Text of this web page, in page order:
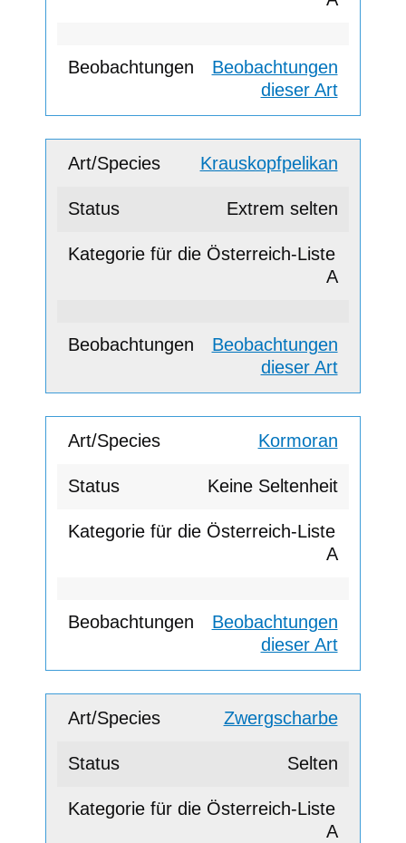
Beobachtungen
dieser Art
Krauskopfpelikan
Extrem selten
A
Beobachtungen
dieser Art
Kormoran
Keine Seltenheit
A
Beobachtungen
dieser Art
Zwergscharbe
Selten
A